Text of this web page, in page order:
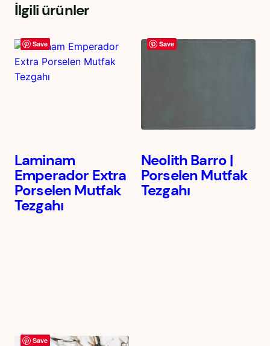
İlgili ürünler
Save
Laminam
Emperador Extra
Porselen Mutfak
Tezgahı
Save
Neolith Barro |
Porselen Mutfak
Tezgahı
Save